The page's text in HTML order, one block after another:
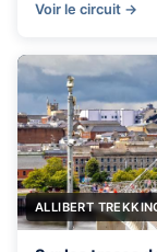
Voir le circuit →
ALLIBERT